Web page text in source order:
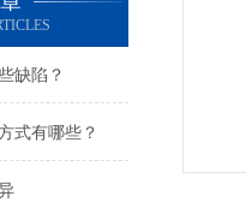
缺陷？
式有哪些？